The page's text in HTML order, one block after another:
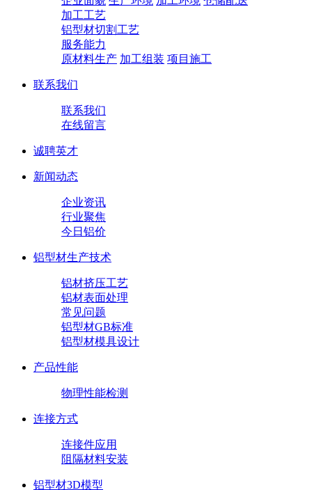
加工工艺
铝型材切割工艺
服务能力
原材料生产 加工组装 项目施工
联系我们
联系我们
在线留言
诚聘英才
新闻动态
企业资讯
行业聚焦
今日铝价
铝型材生产技术
铝材挤压工艺
铝材表面处理
常见问题
铝型材GB标准
铝型材模具设计
产品性能
物理性能检测
连接方式
连接件应用
阻隔材料安装
铝型材3D模型